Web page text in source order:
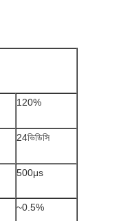
120%
24ভিডিসি
500μs
~0.5%